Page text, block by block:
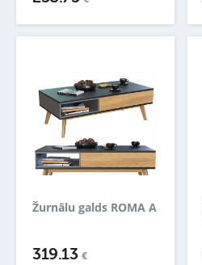
Žurnālu galds ROMA A
319.13€